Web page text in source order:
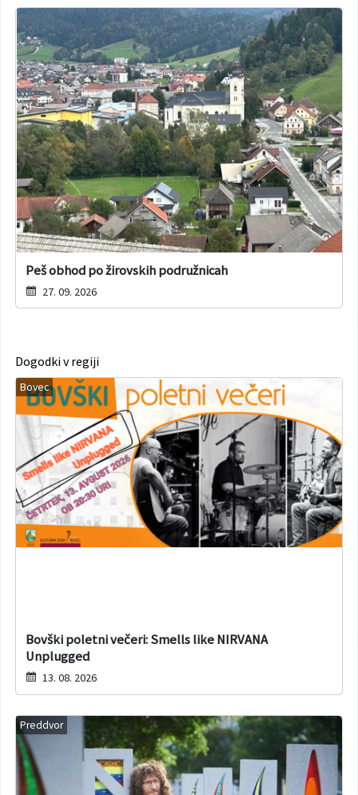
Peš obhod po žirovskih podružnicah
27. 09. 2026
Dogodki v regiji
Bovec
Bovški poletni večeri: Smells like NIRVANA
Unplugged
13. 08. 2026
Preddvor